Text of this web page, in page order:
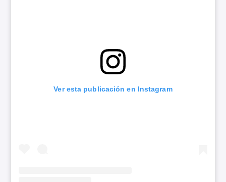
Ver esta publicación en Instagram